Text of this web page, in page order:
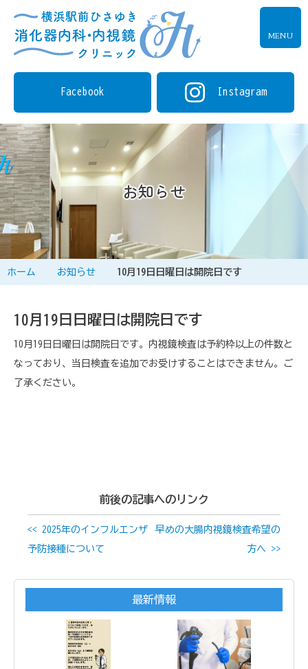
Facebook Instagram
お知らせ
ホーム お知らせ 10月19日日曜日は開院日です
10月19日日曜日は開院日です
10月19日日曜日は開院日です。内視鏡検査は予約枠以上の件数と
なっており、当日検査を追加でお受けすることはできません。ご
了承ください。
前後の記事へのリンク
<< 2025年のインフルエンザ
予防接種について
早めの大腸内視鏡検査希望の
方へ >>
最新情報
MENU